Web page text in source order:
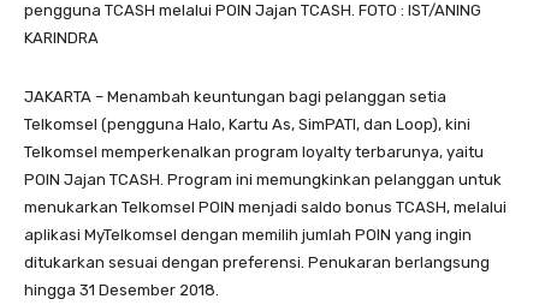
pengguna TCASH melalui POIN Jajan TCASH. FOTO : IST/ANING
KARINDRA
JAKARTA – Menambah keuntungan bagi pelanggan setia
Telkomsel (pengguna Halo, Kartu As, SimPATI, dan Loop), kini
Telkomsel memperkenalkan program loyalty terbarunya, yaitu
POIN Jajan TCASH. Program ini memungkinkan pelanggan untuk
menukarkan Telkomsel POIN menjadi saldo bonus TCASH, melalui
aplikasi MyTelkomsel dengan memilih jumlah POIN yang ingin
ditukarkan sesuai dengan preferensi. Penukaran berlangsung
hingga 31 Desember 2018.